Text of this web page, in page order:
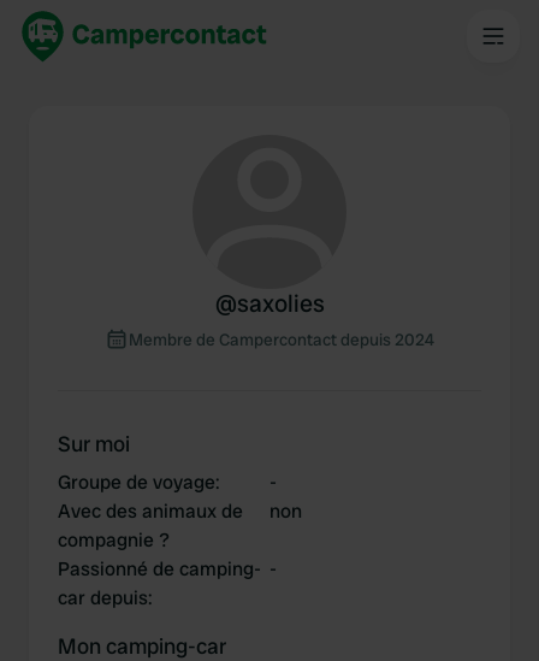
@saxolies
Membre de Campercontact depuis 2024
Sur moi
Groupe de voyage:
-
Avec des animaux de
compagnie ?
non
Passionné de camping-
car depuis:
-
Mon camping-car